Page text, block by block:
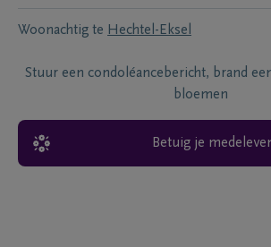
Woonachtig te Hechtel-Eksel
Stuur een condoléancebericht, brand
bloemen
Betuig je